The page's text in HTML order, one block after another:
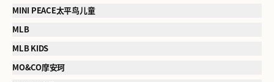
MINI PEACE太平鸟儿童
MLB
MLB KIDS
MO&CO摩安珂